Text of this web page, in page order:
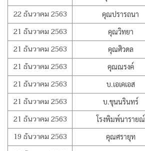
22 ธันวาคม 2563 คุณปรารถนา
21 ธันวาคม 2563 คุณวิทยา
21 ธันวาคม 2563 คุณศิวดล
21 ธันวาคม 2563 คุณณรงค์
21 ธันวาคม 2563 บ.เอเคเอส
21 ธันวาคม 2563 บ.ขุนนรินทร์
21 ธันวาคม 2563 โรงพิมพ์นารายณ์
19 ธันวาคม 2563 คุณศรายุท